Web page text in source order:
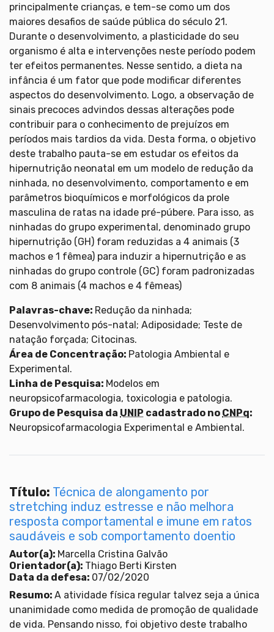
principalmente crianças, e tem-se como um dos
maiores desafios de saúde pública do século 21.
Durante o desenvolvimento, a plasticidade do seu
organismo é alta e intervenções neste período podem
ter efeitos permanentes. Nesse sentido, a dieta na
infância é um fator que pode modificar diferentes
aspectos do desenvolvimento. Logo, a observação de
sinais precoces advindos dessas alterações pode
contribuir para o conhecimento de prejuízos em
períodos mais tardios da vida. Desta forma, o objetivo
deste trabalho pauta-se em estudar os efeitos da
hipernutrição neonatal em um modelo de redução da
ninhada, no desenvolvimento, comportamento e em
parâmetros bioquímicos e morfológicos da prole
masculina de ratas na idade pré-púbere. Para isso, as
ninhadas do grupo experimental, denominado grupo
hipernutrição (GH) foram reduzidas a 4 animais (3
machos e 1 fêmea) para induzir a hipernutrição e as
ninhadas do grupo controle (GC) foram padronizadas
com 8 animais (4 machos e 4 fêmeas)
Palavras-chave: Redução da ninhada;
Desenvolvimento pós-natal; Adiposidade; Teste de
natação forçada; Citocinas.
Área de Concentração: Patologia Ambiental e
Experimental.
Linha de Pesquisa: Modelos em
neuropsicofarmacologia, toxicologia e patologia.
Grupo de Pesquisa da UNIP cadastrado no CNPq:
Neuropsicofarmacologia Experimental e Ambiental.
Título: Técnica de alongamento por
stretching induz estresse e não melhora
resposta comportamental e imune em ratos
saudáveis e sob comportamento doentio
Autor(a): Marcella Cristina Galvão
Orientador(a): Thiago Berti Kirsten
Data da defesa: 07/02/2020
Resumo: A atividade física regular talvez seja a única
unanimidade como medida de promoção de qualidade
de vida. Pensando nisso, foi objetivo deste trabalho